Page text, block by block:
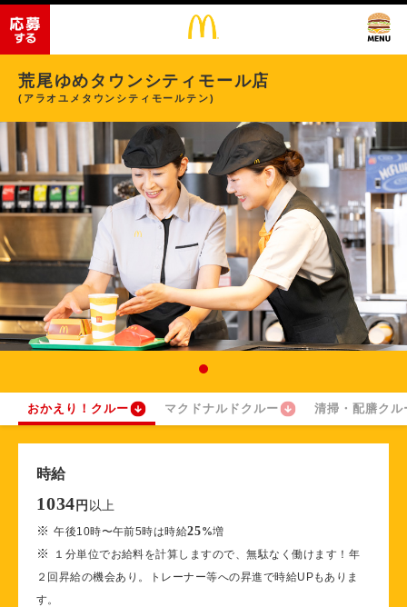
荒尾ゆめタウンシティモール店
(アラオユメタウンシティモールテン)
おかえり！クルー マクドナルドクルー 清掃・配膳クル
時給
1034 円 以上
※午後10時〜午前5時は時給25%増
※
１分単位でお給料を計算しますので、無駄なく働けます！年
２回昇給の機会あり。トレーナー等への昇進で時給UPもありま
す。